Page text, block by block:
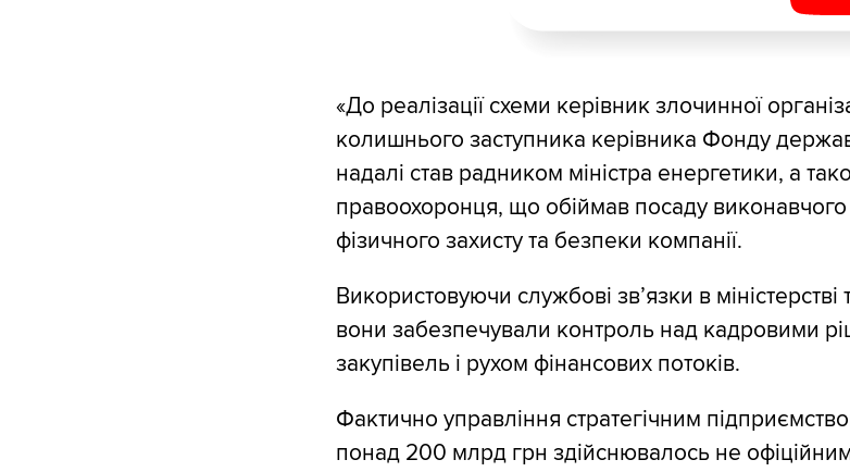
«До реалізації схеми керівник злочинної
колишнього заступника керівника Фонду
надалі став радником міністра енергетики, а
правоохоронця, що обіймав посаду
фізичного захисту та безпеки компанії.
Використовуючи службові зв’язки в міністерстві
вони забезпечували контроль над кадровими
закупівель і рухом фінансових потоків.
Фактично управління стратегічним
понад 200 млрд грн здійснювалось не